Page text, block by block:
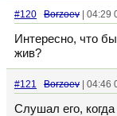
#120 Borzoev | 04:29
Интересно, что
жив?
#121 Borzoev | 04:46
Слушал его,